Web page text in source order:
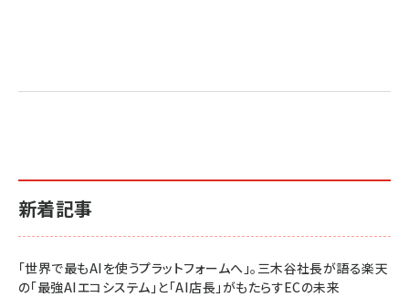
新着記事
「世界で最もAIを使うプラットフォームへ」。三木谷社長が語る楽天
の「最強AIエコシステム」と「AI店長」がもたらすECの未来